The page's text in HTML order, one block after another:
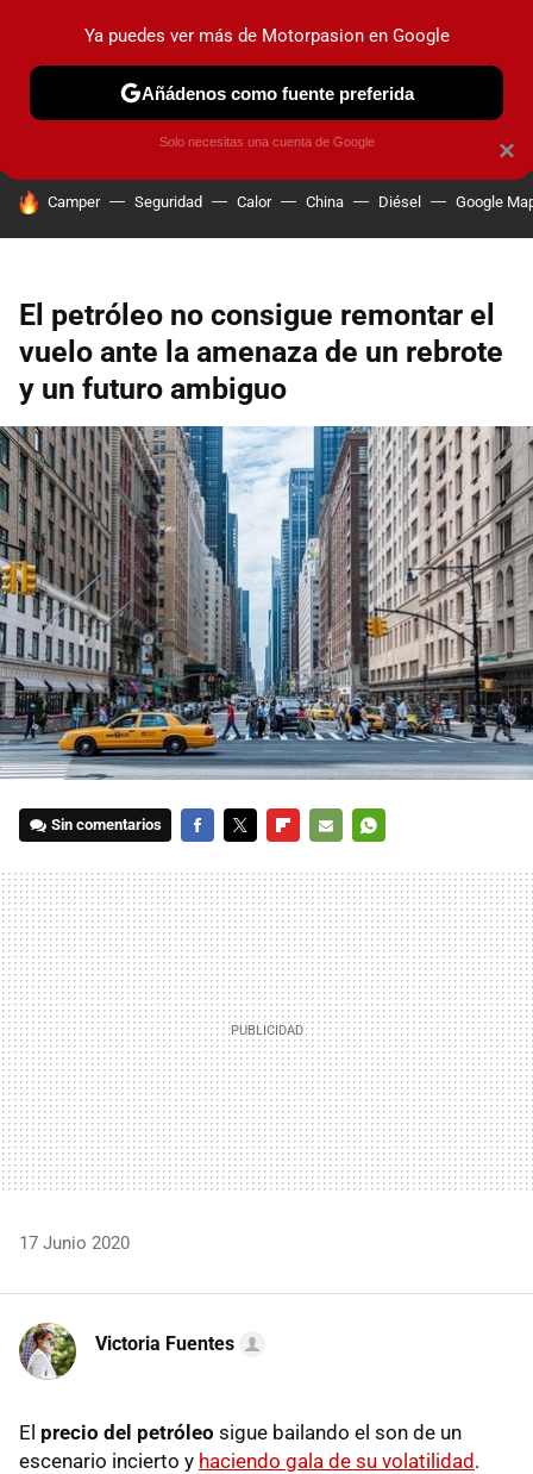
PRUEBAS COCHES ELÉCTRICOS OBSERVATORIO
HOY SE HABLA DE
Camper Seguridad Calor China Diésel Google
El petróleo no consigue remontar el
vuelo ante la amenaza de un rebrote
y un futuro ambiguo
Sin comentarios
MAIL
17 Junio 2020
Victoria Fuentes
El precio del petróleo sigue bailando el son de un
escenario incierto y haciendo gala de su volatilidad.
×
Ya puedes ver más de Motorpasion en Google
Añádenos como fuente preferida
Solo necesitas una cuenta de Google